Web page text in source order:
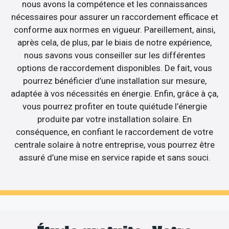
nous avons la compétence et les connaissances
nécessaires pour assurer un raccordement efficace et
conforme aux normes en vigueur. Pareillement, ainsi,
après cela, de plus, par le biais de notre expérience,
nous savons vous conseiller sur les différentes
options de raccordement disponibles. De fait, vous
pourrez bénéficier d’une installation sur mesure,
adaptée à vos nécessités en énergie. Enfin, grâce à ça,
vous pourrez profiter en toute quiétude l’énergie
produite par votre installation solaire. En
conséquence, en confiant le raccordement de votre
centrale solaire à notre entreprise, vous pourrez être
assuré d’une mise en service rapide et sans souci.